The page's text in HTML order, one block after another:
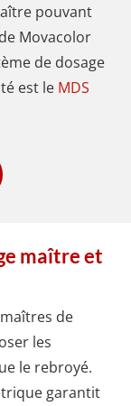
pouvant
Movacolor
de dosage
est le MDS
maître et
de
les
le rebroyé.
garantit